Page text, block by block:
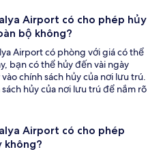
Airport có cho phép hủy
bộ không?
Airport có phòng với giá có thể
bạn có thể hủy đến vài ngày
chính sách hủy của nơi lưu trú.
hủy của nơi lưu trú để nắm rõ
Airport có cho phép
không?